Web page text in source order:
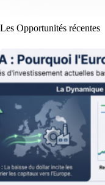
Les Opportunités récentes